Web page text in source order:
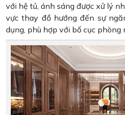
với hệ tủ, ánh sáng được xử lý
vực thay đồ hướng đến sự
dụng, phù hợp với bố cục phòng